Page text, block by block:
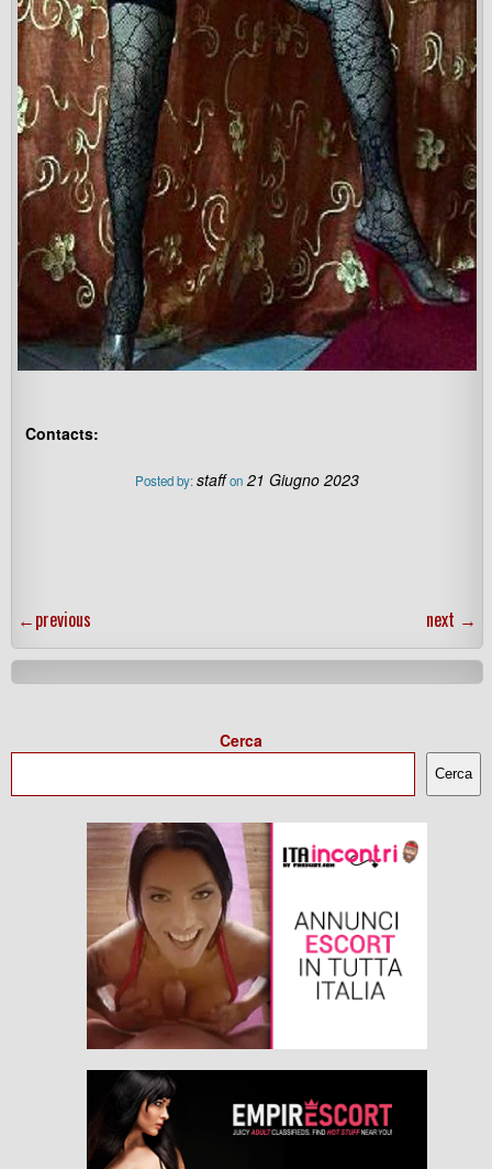
Contacts:
Posted by:staff on 21 Giugno 2023
←previous next →
Cerca
Cerca